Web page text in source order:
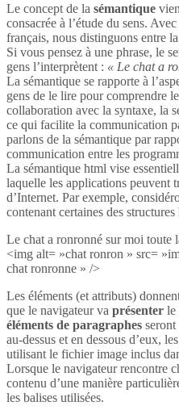
Le concept de la sémantique
consacrée à l’étude du sens.
français, nous distinguons entre
Si vous pensez à une phrase, le
gens l’interprètent : « Le chat a
La sémantique se rapporte à
gens de le lire pour comprendre
collaboration avec la syntaxe, la
ce qui facilite la communication
parlons de la sémantique par
communication entre les
La sémantique html vise
laquelle les applications peuvent
d’Internet. Par exemple,
contenant certaines des
Le chat a ronronné sur moi toute
<img alt= »chat ronron » src=
chat ronronne » />
Les éléments (et attributs)
que le navigateur va présenter le
éléments de paragraphes seront
au-dessus et en dessous d’eux,
utilisant le fichier image inclus
Lorsque le navigateur rencontre
contenu d’une manière
les balises utilisées.